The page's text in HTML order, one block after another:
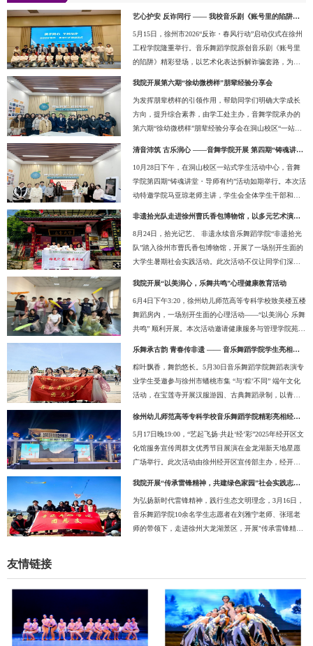
艺心护安 反诈同行 —— 我校音乐剧《账号里的陷阱》惊艳亮相徐州市2026“反诈・春风行动”启动仪式
5月15日，徐州市2026“反诈・春风行动”启动仪式在徐州
工程学院隆重举行。音乐舞蹈学院原创音乐剧《账号里
的陷阱》精彩登场，以艺术化表达拆解诈骗套路，为全
中国人民银行徐州市分行、徐州广播电视传媒集团联合
主办，旨在深入贯彻落实打击治理电信网络新型违法犯
罪工作部署，创新反诈宣传形式，筑牢全民反诈防线，
守护群众财产安全。音乐舞蹈学院师生精心编排的音乐
我院开展第六期“徐幼微榜样”朋辈经验分享会
为发挥朋辈榜样的引领作用，帮助同学们明确大学成长
方向，提升综合素养，由学工处主办，音舞学院承办的
第六期“徐幼微榜样”朋辈经验分享会在洞山校区“一站式”
会议，部分学生干部参与此次分享交流活动。本期分享
会邀请到2025年获得国家奖学金的两位同学担任主讲
人，分别是23级音乐教育2班刘新雨、23级婴幼儿托育服
务与管理4班王一涵她们分别从不同视角分享成长心得，
为在场同学带来了一场干货满满的经验盛宴。刘新雨以
清音沛筑 古乐润心 ——音舞学院开展 第四期“铸魂讲堂・导师有约” 活动
10月28日下午，在洞山校区一站式学生活动中心，音舞
学院第四期“铸魂讲堂・导师有约”活动如期举行。本次活
动特邀学院马亚琼老师主讲，学生会全体学生干部和部
秋初期，因战国时期高渐离击筑送别荆轲的典故广为人
知，成为承载历史情感的文化符号。通过清晰的历史脉
络梳理，同学们更直观地感受到沛筑跨越千年的文化底
蕴。在沛筑演奏环节，马老师手把手指导学生入门技巧,
非遗拾光队走进徐州曹氏香包博物馆，以多元艺术演绎非遗之美
8月24日，拾光记艺、 非遗永续音乐舞蹈学院“非遗拾光
队”踏入徐州市曹氏香包博物馆，开展了一场别开生面的
大学生暑期社会实践活动。此次活动不仅让同学们深入
力。活动现场，徐州曹氏香包传人井秋红热情接待实践
队，为同学们详细讲述曹氏香包自清朝同治年间传承至
今的历史脉络。从独特的制作工艺到蕴含的文化寓意，
从家族传承故事到现代创新发展，她的讲解让同学们对
这一非物质文化遗产有了全面认知。随后，同学们在指
我院开展“以美润心，乐舞共鸣”心理健康教育活动
6月4日下午3:20，徐州幼儿师范高等专科学校致美楼五楼
舞蹈房内，一场别开生面的心理活动——“以美润心 乐舞
共鸣” 顺利开展。本次活动邀请健康服务与管理学院苑雯
员魏万里、学生工作负责人刘雅宁、辅导员陈兆琦参加
此次活动。活动起始，苑雯老师通过“冥想启心”环节，以
轻柔音乐引导同学们闭目静息，放下外界纷扰，回归内
心宁静。随后，“气球协趣”“相依赋能”“纱语传乐”三个趣
乐舞承古韵 青春传非遗 —— 音乐舞蹈学院学生亮相徐州市蟠桃市集端午文化活动
粽叶飘香，舞韵悠长。5月30日音乐舞蹈学院舞蹈表演专
业学生受邀参与徐州市蟠桃市集 “与‘粽’不同” 端午文化
活动，在宝莲寺开展汉服游园、古典舞蹈录制，以青春
味。此次活动不仅是专业实践的舞台，更是学子们走出
校园、服务社区、参与地方文化建设的重要行动。活动
当日，学生们化身“文化使者”，以专业的素养和青春的活
力，为市民和游客提供了一场沉浸式的传统文化体验，
丰富了群众的精神文化生活，有效履行了高校学子服务
徐州幼儿师范高等专科学校音乐舞蹈学院精彩亮相经开区文化馆服务宣传周群文优秀节目展演
5月17日晚19:00，“艺起飞扬·共赴‘经’彩”2025年经开区文
化馆服务宣传周群文优秀节目展演在金龙湖新天地星愿
广场举行。此次活动由徐州经开区宣传部主办，经开区
队，师生共同排演了竹笛独奏《走进快活岭》与舞蹈
《舞影追光》两个精彩节目。竹笛独奏《走进快活岭》
由学院学生演绎，以灵动的旋律、精湛的技艺，展现出
我院开展“传承雷锋精神，共建绿色家园”社会实践志愿服务活动
为弘扬新时代雷锋精神，践行生态文明理念，3月16日，
音乐舞蹈学院10余名学生志愿者在刘雅宁老师、张瑶老
师的带领下，走进徐州大龙湖景区，开展"传承雷锋精
作。他们细心捡拾散落的烟头、塑料瓶、食品包装等废
弃物，并按照"可回收物"与"其他垃圾"进行分类收集。活
动得到了大龙湖周边居民和游客的广泛好评...
友情链接